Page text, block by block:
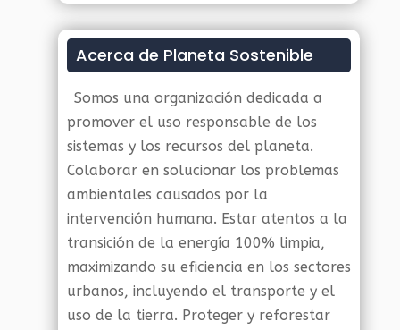
Acerca de Planeta Sostenible
Somos una organización dedicada a
promover el uso responsable de los
sistemas y los recursos del planeta.
Colaborar en solucionar los problemas
ambientales causados por la
intervención humana. Estar atentos a la
transición de la energía 100% limpia,
maximizando su eficiencia en los sectores
urbanos, incluyendo el transporte y el
uso de la tierra. Proteger y reforestar